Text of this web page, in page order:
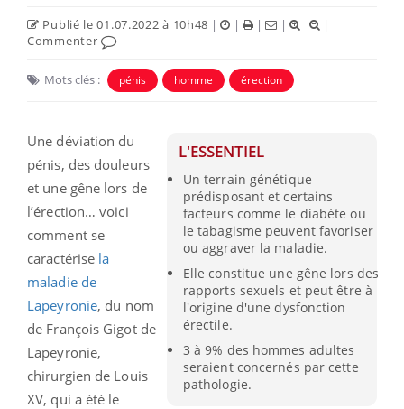
Publié le 01.07.2022 à 10h48 | | | |
|
Commenter
Mots clés : pénis homme érection
L'ESSENTIEL
Un terrain génétique
prédisposant et certains
facteurs comme le diabète ou
le tabagisme peuvent favoriser
ou aggraver la maladie.
Elle constitue une gêne lors des
rapports sexuels et peut être à
l'origine d'une dysfonction
érectile.
3 à 9% des hommes adultes
seraient concernés par cette
pathologie.
Une déviation du
pénis, des douleurs
et une gêne lors de
l’érection… voici
comment se
caractérise la
maladie de
Lapeyronie, du nom
de François Gigot de
Lapeyronie,
chirurgien de Louis
XV, qui a été le